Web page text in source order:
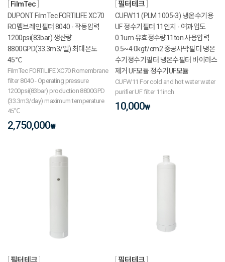
FilmTec
DUPONT FilmTec FORTILIFE XC70
RO멤브레인필터 8040 - 작동압력
1200psi(83bar) 생산량
8800GPD(33.3m3/일) 최대온도
45℃
FilmTec FORTILIFE XC70 Romembrane
filter 8040 - Operating pressure
1200psi(83bar) production 8800GPD
(33.3m3/day) maximum temperature
45℃
2,750,000₩
필터테크
CUFW11 (PLM 1005-3) 냉온수기용
UF 정수기필터 11인치 - 여과입도
0.1um 유효정수량11ton 사용압력
0.5~4.0kgf/cm2 중공사막필터 냉온
수기정수기필터 냉온수필터 바이러스
제거 UF모듈 정수기UF모듈
CUFW11 For cold and hot water water
purifier UF filter 11inch
10,000₩
필터테크 필터테크